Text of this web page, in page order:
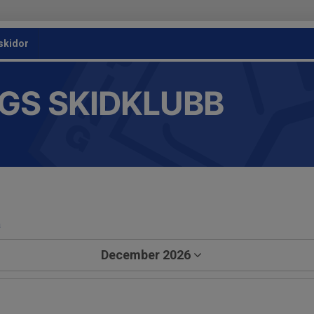
SKIDKLUBB
December 2026